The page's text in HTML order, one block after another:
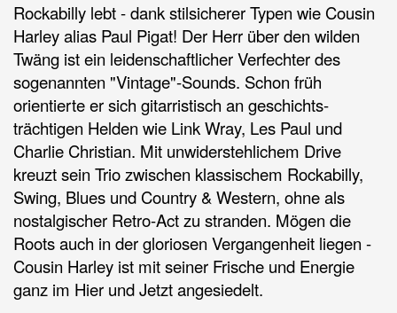
Rockabilly lebt - dank stilsicherer Typen wie Cousin
Harley alias Paul Pigat! Der Herr über den wilden
Twäng ist ein leidenschaftlicher Verfechter des
sogenannten "Vintage"-Sounds. Schon früh
orientierte er sich gitarristisch an geschichts-
trächtigen Helden wie Link Wray, Les Paul und
Charlie Christian. Mit unwiderstehlichem Drive
kreuzt sein Trio zwischen klassischem Rockabilly,
Swing, Blues und Country & Western, ohne als
nostalgischer Retro-Act zu stranden. Mögen die
Roots auch in der gloriosen Vergangenheit liegen -
Cousin Harley ist mit seiner Frische und Energie
ganz im Hier und Jetzt angesiedelt.